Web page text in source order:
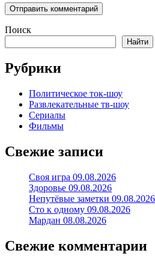
Поиск
Найти
Рубрики
Политическое ток-шоу
Развлекательные тв-шоу
Сериалы
Фильмы
Свежие записи
Своя игра 09.08.2026
Здоровье 09.08.2026
Непутёвые заметки 09.08.2026
Сто к одному 09.08.2026
Мардан 08.08.2026
Свежие комментарии